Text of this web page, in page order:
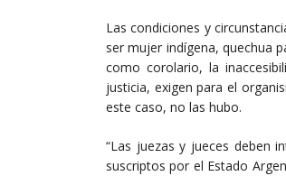
Las condiciones y
ser mujer indígena, quechua
como corolario, la
justicia, exigen para el
este caso, no las hubo.
“Las juezas y jueces deben
suscriptos por el Estado